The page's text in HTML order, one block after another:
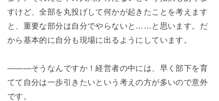
すけど、全部を丸投げして何かが起きたことを考えます
と、重要な部分は自分でやらないと……と思います。だ
から基本的に自分も現場に出るようにしています。
―――そうなんですか！経営者の中には、早く部下を育
てて自分は一歩引きたいという考えの方が多いので意外
です。